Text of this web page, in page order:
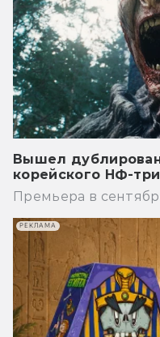
Вышел
корейского НФ-
Премьера в
РЕКЛАМА